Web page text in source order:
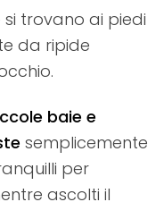
trovano ai piedi
da ripide
baie e
semplicemente
per
ascolti il